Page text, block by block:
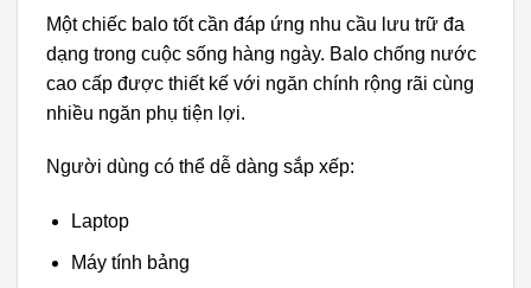
Một chiếc balo tốt cần đáp ứng nhu cầu lưu trữ đa
dạng trong cuộc sống hàng ngày. Balo chống nước
cao cấp được thiết kế với ngăn chính rộng rãi cùng
nhiều ngăn phụ tiện lợi.
Người dùng có thể dễ dàng sắp xếp:
Laptop
Máy tính bảng